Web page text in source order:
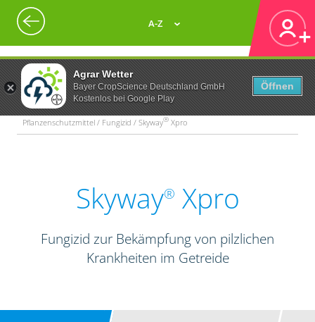
Agrar Wetter
Bayer CropScience Deutschland GmbH
Kostenlos bei Google Play
Öffnen
A-Z
Pflanzenschutzmittel / Fungizid / Skyway® Xpro
Skyway® Xpro
Fungizid zur Bekämpfung von pilzlichen
Krankheiten im Getreide